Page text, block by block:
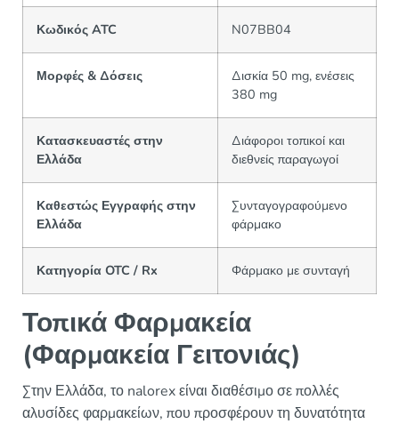
Κωδικός ATC N07BB04
Μορφές & Δόσεις
Δισκία 50 mg, ενέσεις
380 mg
Κατασκευαστές στην
Ελλάδα
Διάφοροι τοπικοί και
διεθνείς παραγωγοί
Καθεστώς Εγγραφής στην
Ελλάδα
Συνταγογραφούμενο
φάρμακο
Κατηγορία OTC / Rx Φάρμακο με συνταγή
Τοπικά Φαρμακεία
(Φαρμακεία Γειτονιάς)
Στην Ελλάδα, το nalorex είναι διαθέσιμο σε πολλές
αλυσίδες φαρμακείων, που προσφέρουν τη δυνατότητα